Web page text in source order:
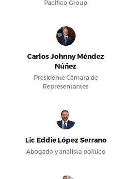
Pacifico Group
Carlos Johnny Méndez
Núñez
Presidente Cámara de
Representantes
Lic Eddie López Serrano
Abogado y analista político